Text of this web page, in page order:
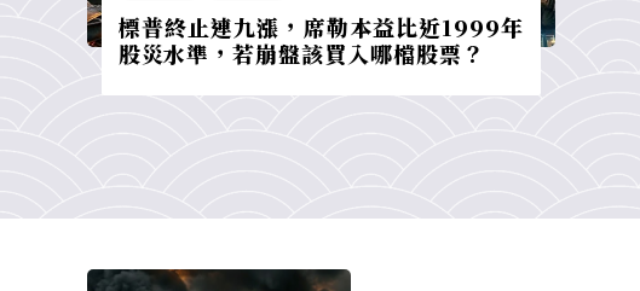
標普終止連九漲，席勒本益比近1999年
股災水準，若崩盤該買入哪檔股票？